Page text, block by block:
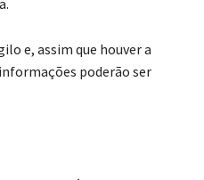
e, assim que houver a
poderão ser